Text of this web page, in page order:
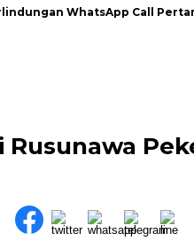
WhatsApp Call